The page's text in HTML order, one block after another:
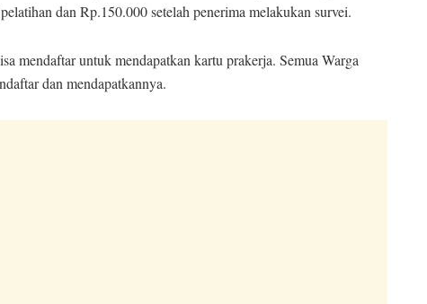
dan Rp.150.000 setelah penerima melakukan survei.
mendaftar untuk mendapatkan kartu prakerja. Semua Warga
dan mendapatkannya.